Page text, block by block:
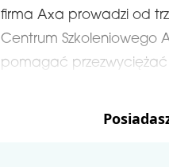
firma Axa prowadzi od
Centrum Szkoleniowego
pomagać